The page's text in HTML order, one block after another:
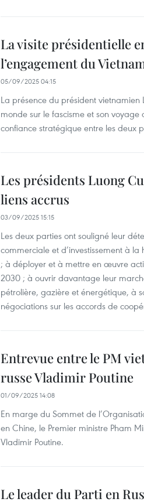
La visite présidentielle
l’engagement du
05/09/2025 04:15
La présence du président
monde sur le fascisme et son
confiance stratégique entre les deux
Les présidents Luong
liens accrus
03/09/2025 15:15
Les deux parties ont souligné leur
commerciale et d’investissement à
; à déployer et à mettre en œuvre
2030 ; à ouvrir davantage leur
pétrolière, gazière et énergétique, à
négociations sur les accords de
Entrevue entre le PM
russe Vladimir Poutine
01/09/2025 14:08
En marge du Sommet de
en Chine, le Premier ministre Pham
Vladimir Poutine.
Le leader du Parti en